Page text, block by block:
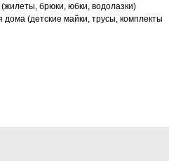
брюки, юбки, водолазки)
(детские майки, трусы, комплекты